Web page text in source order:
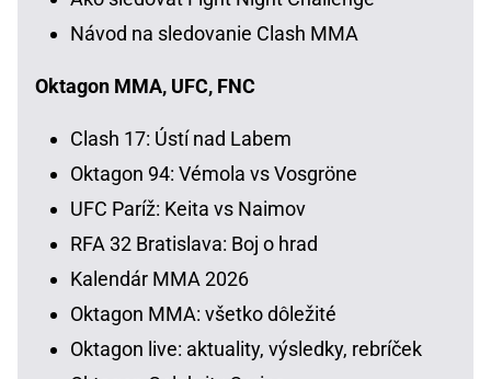
Návod na sledovanie Clash MMA
Oktagon MMA, UFC, FNC
Clash 17: Ústí nad Labem
Oktagon 94: Vémola vs Vosgröne
UFC Paríž: Keita vs Naimov
RFA 32 Bratislava: Boj o hrad
Kalendár MMA 2026
Oktagon MMA: všetko dôležité
Oktagon live: aktuality, výsledky, rebríček